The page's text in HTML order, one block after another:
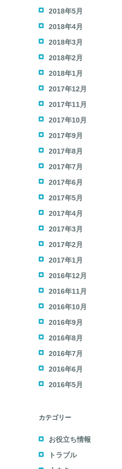
2018年5月
2018年4月
2018年3月
2018年2月
2018年1月
2017年12月
2017年11月
2017年10月
2017年9月
2017年8月
2017年7月
2017年6月
2017年5月
2017年4月
2017年3月
2017年2月
2017年1月
2016年12月
2016年11月
2016年10月
2016年9月
2016年8月
2016年7月
2016年6月
2016年5月
カテゴリー
お役立ち情報
トラブル